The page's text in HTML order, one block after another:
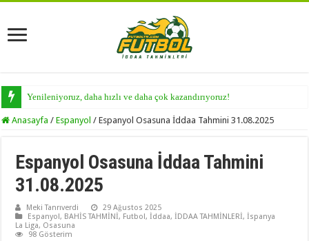
Yenileniyoruz, daha hızlı ve daha çok kazandırıyoruz!
Anasayfa / Espanyol / Espanyol Osasuna İddaa Tahmini 31.08.2025
Espanyol Osasuna İddaa Tahmini
31.08.2025
Meki Tanrıverdi
29 Ağustos 2025
Espanyol, BAHİS TAHMİNİ, Futbol,İddaa,İDDAA TAHMİNLERİ,İspanya
La Liga, Osasuna
98 Gösterim